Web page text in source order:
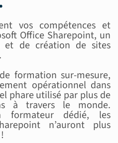
vos compétences et
Office Sharepoint, un
et de création de sites
formation sur-mesure,
opérationnel dans
phare utilisé par plus de
à travers le monde.
formateur dédié, les
n’auront plus